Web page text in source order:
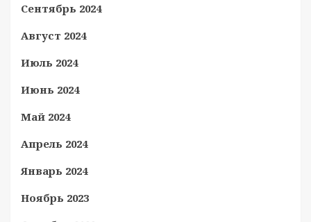
Сентябрь 2024
Август 2024
Июль 2024
Июнь 2024
Май 2024
Апрель 2024
Январь 2024
Ноябрь 2023